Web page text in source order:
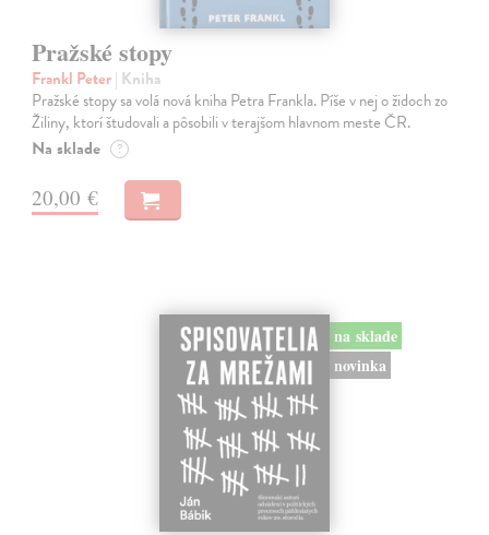
Pražské stopy
Frankl Peter| Kniha
Pražské stopy sa volá nová kniha Petra Frankla. Píše v nej o židoch zo
Žiliny, ktorí študovali a pôsobili v terajšom hlavnom meste ČR.
Na sklade ?
20,00 €
na sklade
novinka